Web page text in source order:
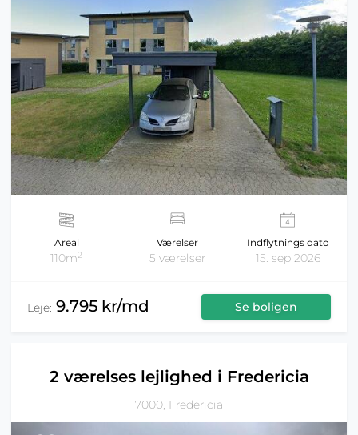
Areal
110m2
Værelser
5 værelser
Indflytnings dato
15. sep 2026
Leje: 9.795 kr/md Se boligen
2 værelses lejlighed i Fredericia
7000, Fredericia